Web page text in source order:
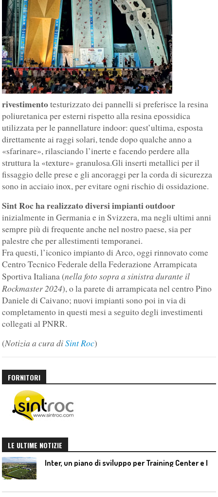
rivestimentotesturizzato dei pannelli si preferisce la resina
poliuretanica per esterni rispetto alla resina epossidica
utilizzata per le pannellature indoor: quest’ultima, esposta
direttamente ai raggi solari, tende dopo qualche anno a
«sfarinare», rilasciando l’inerte e facendo perdere alla
struttura la «texture» granulosa.Gli inserti metallici per il
fissaggio delle prese e gli ancoraggi per la corda di sicurezza
sono in acciaio inox, per evitare ogni rischio di ossidazione.
Sint Roc ha realizzato diversi impianti outdoor
inizialmente in Germania e in Svizzera, ma negli ultimi anni
sempre più di frequente anche nel nostro paese, sia per
palestre che per allestimenti temporanei.
Fra questi, l’iconico impianto di Arco, oggi rinnovato come
Centro Tecnico Federale della Federazione Arrampicata
Sportiva Italiana (nella foto sopra a sinistra durante il
Rockmaster 2024), o la parete di arrampicata nel centro Pino
Daniele di Caivano; nuovi impianti sono poi in via di
completamento in questi mesi a seguito degli investimenti
collegati al PNRR.
(Notizia a cura diSint Roc)
FORNITORI
LE ULTIME NOTIZIE